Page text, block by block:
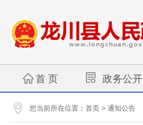
首 页 政务公开
您当前所在位置： 首页 > 通知公告